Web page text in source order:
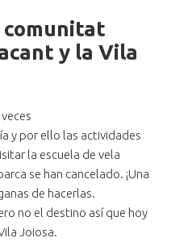
comunitat
y la Vila
y por ello las actividades
la escuela de vela
se han cancelado. ¡Una
de hacerlas.
no el destino así que hoy
Joiosa.